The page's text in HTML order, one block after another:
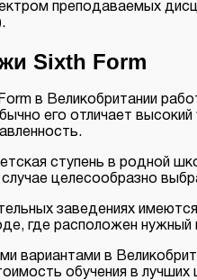
преподаваемых
Sixth Form
в Великобритании
его отличает
ступень в родной
целесообразно
заведениях
где расположен нужный
вариантами в
обучения в